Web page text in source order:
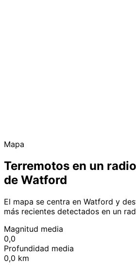
Mapa
Terremotos en un
de Watford
El mapa se centra en Watford y
más recientes detectados en un
Magnitud media
0,0
Profundidad media
0,0 km